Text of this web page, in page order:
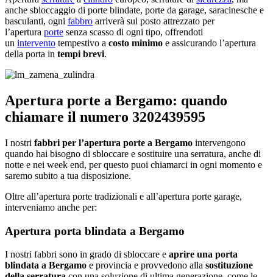
anche sbloccaggio di porte blindate, porte da garage, saracinesche e
basculanti, ogni fabbro arriverà sul posto attrezzato per
l’apertura porte senza scasso di ogni tipo, offrendoti
un intervento tempestivo a costo minimo e assicurando l’apertura
della porta in tempi brevi.
Apertura porte a Bergamo: quando
chiamare il numero 3202439595
I nostri fabbri per l’apertura porte a Bergamo intervengono
quando hai bisogno di sbloccare e sostituire una serratura, anche di
notte e nei week end, per questo puoi chiamarci in ogni momento e
saremo subito a tua disposizione.
Oltre all’apertura porte tradizionali e all’apertura porte garage,
interveniamo anche per:
Apertura porta blindata a Bergamo
I nostri fabbri sono in grado di sbloccare e aprire una porta
blindata a Bergamo e provincia e provvedono alla sostituzione